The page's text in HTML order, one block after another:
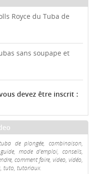
Royce du Tuba de
sans soupape et
devez être inscrit :
de plongée, combinaison,
mode d'emploi, conseils,
comment faire, video, vidéo,
tuto, tutoriaux.